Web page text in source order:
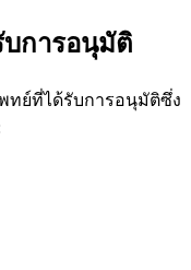
การอนุมัติ
ทย์ที่ได้รับการอนุมัติซึ่ง